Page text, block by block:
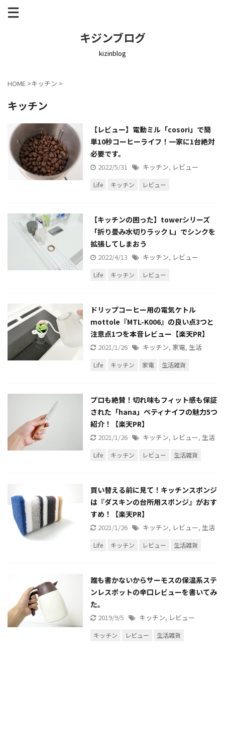
キジンブログ
kizinblog
HOME >キッチン >
キッチン
【レビュー】電動ミル「cosori」で簡
単10秒コーヒーライフ！一家に1台絶対
必要です。
2022/5/31 キッチン, レビュー
Life キッチン レビュー
【キッチンの困った】towerシリーズ
「折り畳み水切りラック L」でシンクを
拡張してしまおう
2022/4/13 キッチン, レビュー
Life キッチン レビュー
ドリップコーヒー用の電気ケトル
mottole『MTL-K006』の良い点3つと
注意点1つを本音レビュー【楽天PR】
2021/1/26 キッチン, 家電, 生活
Life キッチン 家電 生活雑貨
プロも絶賛！切れ味もフィット感も保証
された「hana」ペティナイフの魅力5つ
紹介！【楽天PR】
2021/1/26 キッチン, レビュー, 生活
Life キッチン レビュー 生活雑貨
買い替える前に見て！キッチンスポンジ
は『ダスキンの台所用スポンジ』がおす
すめ！【楽天PR】
2021/1/26 キッチン, レビュー, 生活
Life キッチン レビュー 生活雑貨
誰も書かないからサーモスの保温系ステ
ンレスポットの辛口レビューを書いてみ
た。
2019/9/5 キッチン, レビュー
キッチン レビュー 生活雑貨